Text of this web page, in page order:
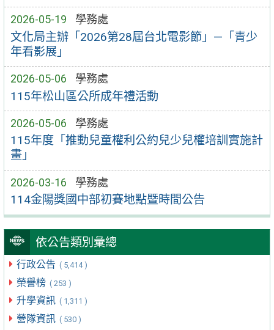
2026-05-19 學務處
文化局主辦「2026第28屆台北電影節」—「青少
年看影展」
2026-05-06 學務處
115年松山區公所成年禮活動
2026-05-06 學務處
115年度「推動兒童權利公約兒少兒權培訓實施計
畫」
2026-03-16 學務處
114金陽獎國中部初賽地點暨時間公告
依公告類別彙總
行政公告 ( 5,414 )
榮譽榜 ( 253 )
升學資訊 ( 1,311 )
營隊資訊 ( 530 )